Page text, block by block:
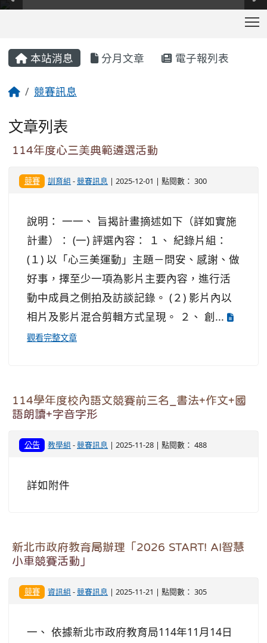
本站消息 分月文章 電子報列表
競賽訊息
文章列表
114年度心三美典範遴選活動
競賽 訓育組 -競賽訊息 | 2025-12-01 | 點閱數： 300
說明： 一一、 旨揭計畫摘述如下（詳如實施
計畫）： (一) 評選內容： １、 紀錄片組：
(１) 以「心三美運動」主題－問安、感謝、做
好事，擇至少一項為影片主要內容，進行活
動中成員之側拍及訪談記錄。 (２) 影片內以
相片及影片混合剪輯方式呈現。 ２、 創...
觀看完整文章
114學年度校內語文競賽前三名_書法+作文+國
語朗讀+字音字形
公告 教學組 -競賽訊息 | 2025-11-28 | 點閱數： 488
詳如附件
新北市政府教育局辦理「2026 START! AI智慧
小車競賽活動」
競賽 資訊組 -競賽訊息 | 2025-11-21 | 點閱數： 305
一、 依據新北市政府教育局114年11月14日